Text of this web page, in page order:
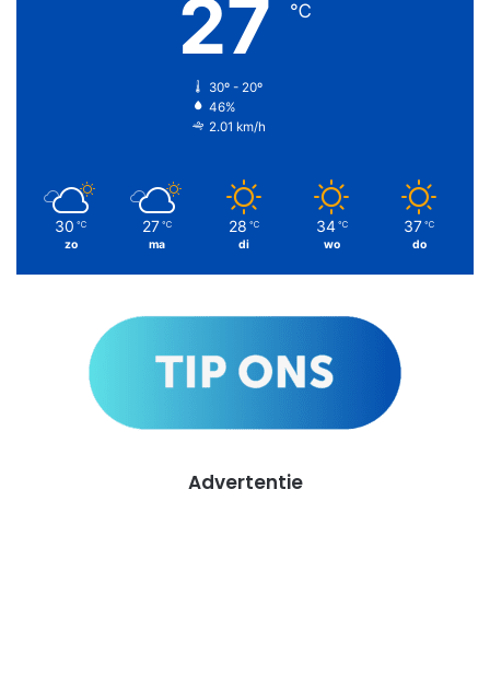
27 ℃
30º - 20º
46%
2.01 km/h
30 ℃
zo
27 ℃
ma
28 ℃
di
34 ℃
wo
37 ℃
do
Advertentie